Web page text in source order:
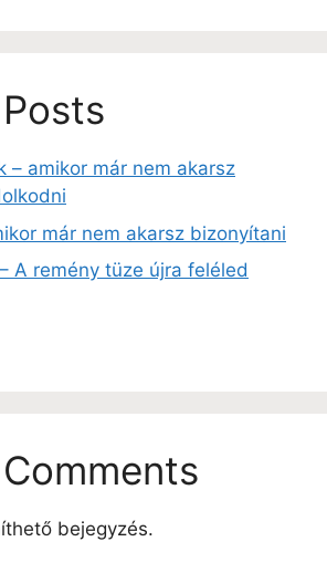
– amikor már nem akarsz
már nem akarsz bizonyítani
A remény tüze újra feléled
bejegyzés.